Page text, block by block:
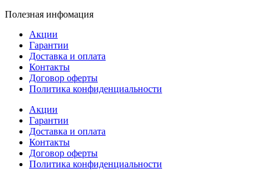
Полезная инфомация
Акции
Гарантии
Доставка и оплата
Контакты
Договор оферты
Политика конфиденциальности
Акции
Гарантии
Доставка и оплата
Контакты
Договор оферты
Политика конфиденциальности